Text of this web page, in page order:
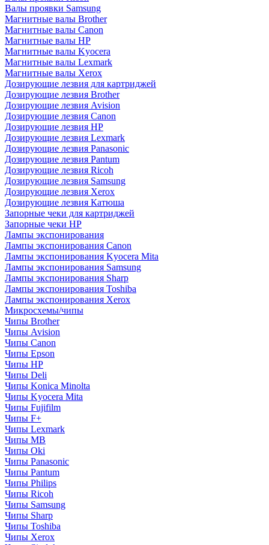
Валы проявки Samsung
Магнитные валы Brother
Магнитные валы Canon
Магнитные валы HP
Магнитные валы Kyocera
Магнитные валы Lexmark
Магнитные валы Xerox
Дозирующие лезвия для картриджей
Дозирующие лезвия Brother
Дозирующие лезвия Avision
Дозирующие лезвия Canon
Дозирующие лезвия HP
Дозирующие лезвия Lexmark
Дозирующие лезвия Panasonic
Дозирующие лезвия Pantum
Дозирующие лезвия Ricoh
Дозирующие лезвия Samsung
Дозирующие лезвия Xerox
Дозирующие лезвия Катюша
Запорные чеки для картриджей
Запорные чеки HP
Лампы экспонирования
Лампы экспонирования Canon
Лампы экспонирования Kyocera Mita
Лампы экспонирования Samsung
Лампы экспонирования Sharp
Лампы экспонирования Toshiba
Лампы экспонирования Xerox
Микросхемы/чипы
Чипы Brother
Чипы Avision
Чипы Canon
Чипы Epson
Чипы HP
Чипы Deli
Чипы Konica Minolta
Чипы Kyocera Mita
Чипы Fujifilm
Чипы F+
Чипы Lexmark
Чипы MB
Чипы Oki
Чипы Panasonic
Чипы Pantum
Чипы Philips
Чипы Ricoh
Чипы Samsung
Чипы Sharp
Чипы Toshiba
Чипы Xerox